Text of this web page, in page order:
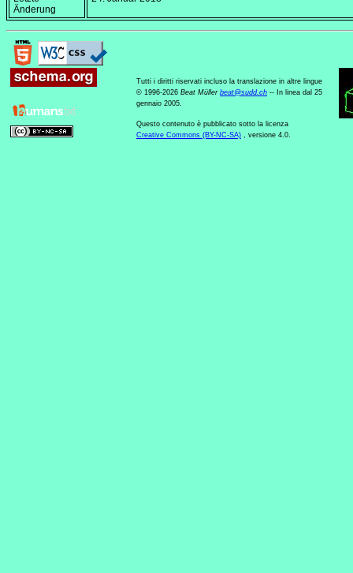
Änderung
Tutti i diritti riservati incluso la translazione in altre lingue
© 1996-2026 Beat Müller beat@sudd.ch -- In linea dal 25
gennaio 2005.
Questo contenuto è pubblicato sotto la licenza
Creative Commons (BY-NC-SA) , versione 4.0.